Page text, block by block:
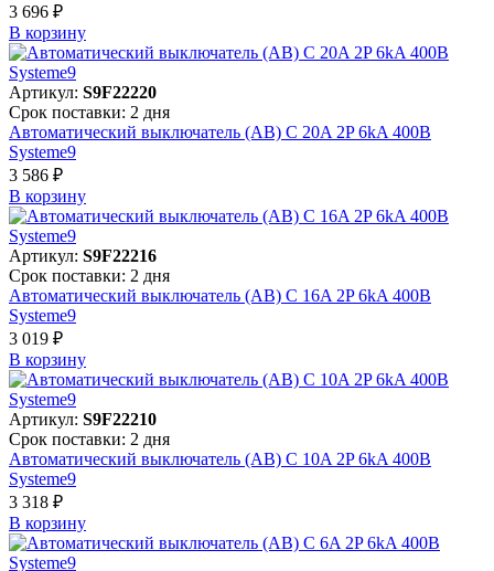
3 696 ₽
В корзинy
Артикул: S9F22220
Срок поставки: 2 дня
Автоматический выключатель (АВ) C 20A 2P 6kA 400В
Systeme9
3 586 ₽
В корзинy
Артикул: S9F22216
Срок поставки: 2 дня
Автоматический выключатель (АВ) C 16A 2P 6kA 400В
Systeme9
3 019 ₽
В корзинy
Артикул: S9F22210
Срок поставки: 2 дня
Автоматический выключатель (АВ) C 10A 2P 6kA 400В
Systeme9
3 318 ₽
В корзинy